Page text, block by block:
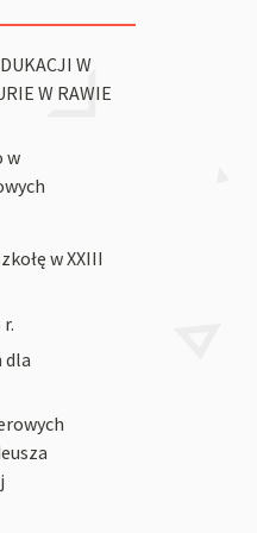
W
W RAWIE
w
w XXIII
dla